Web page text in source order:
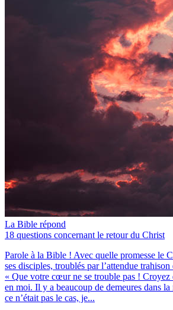
La Bible répond
18 questions concernant le retour du Christ
Parole à la Bible ! Avec quelle promesse le
ses disciples, troublés par l’attendue
« Que votre cœur ne se trouble pas ! Croyez
en moi. Il y a beaucoup de demeures dans
ce n’était pas le cas, je...